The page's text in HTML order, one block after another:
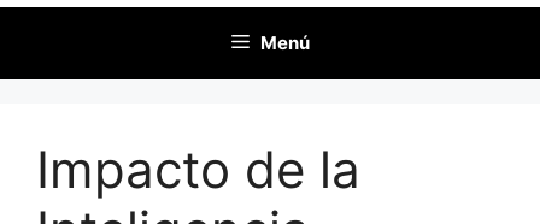
Menú
Impacto de la